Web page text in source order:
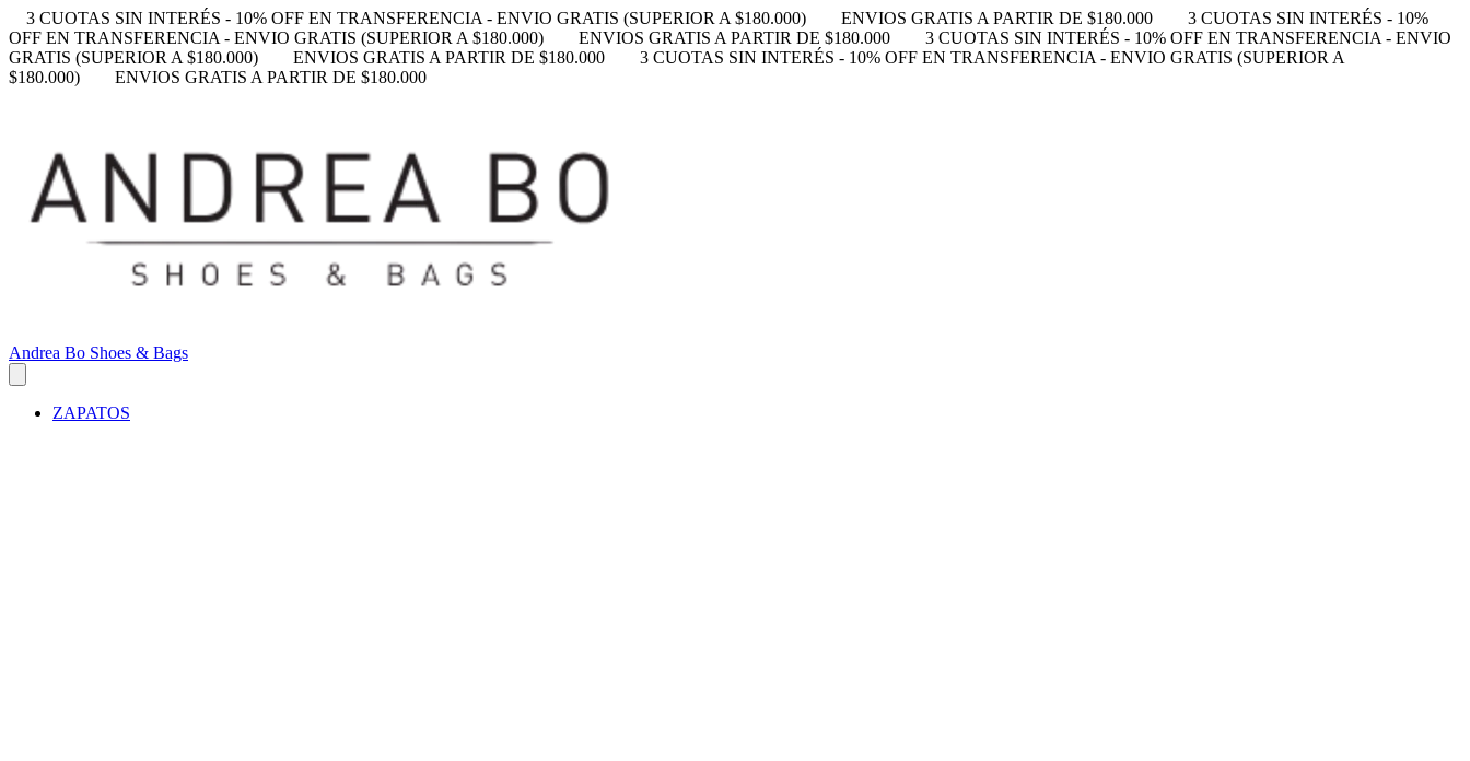
3 CUOTAS SIN INTERÉS - 10% OFF EN TRANSFERENCIA - ENVIO GRATIS (SUPERIOR A $180.000) ENVIOS GRATIS A PARTIR DE $180.000
3 CUOTAS SIN INTERÉS - 10%
OFF EN TRANSFERENCIA - ENVIO GRATIS (SUPERIOR A $180.000)
ENVIOS GRATIS A PARTIR DE $180.000
3 CUOTAS SIN INTERÉS - 10% OFF EN TRANSFERENCIA - ENVIO
GRATIS (SUPERIOR A $180.000)
ENVIOS GRATIS A PARTIR DE $180.000
3 CUOTAS SIN INTERÉS - 10% OFF EN TRANSFERENCIA - ENVIO GRATIS (SUPERIOR A
$180.000)
ENVIOS GRATIS A PARTIR DE $180.000
Andrea Bo Shoes & Bags
ZAPATOS